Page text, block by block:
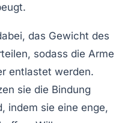
das Gewicht des
sodass die Arme
entlastet werden.
sie die Bindung
indem sie eine enge,